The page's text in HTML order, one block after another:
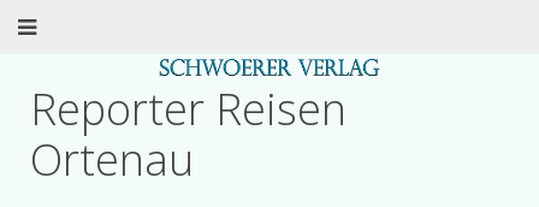
Reporter Reisen
Ortenau